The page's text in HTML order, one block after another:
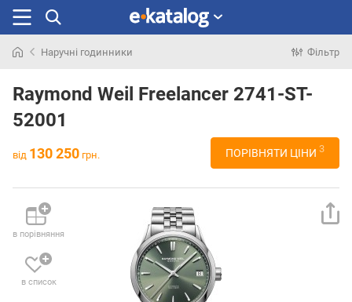
раніше
Наручні годинники Фільтр
Raymond Weil Freelancer 2741-ST-
52001
від 130 250 грн. ПОРІВНЯТИ ЦІНИ 3
в порівняння
в список